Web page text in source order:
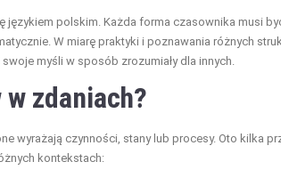
językiem polskim. Każda forma czasownika musi
W miarę praktyki i poznawania różnych
myśli w sposób zrozumiały dla innych.
zdaniach?
wyrażają czynności, stany lub procesy. Oto kilka
kontekstach: